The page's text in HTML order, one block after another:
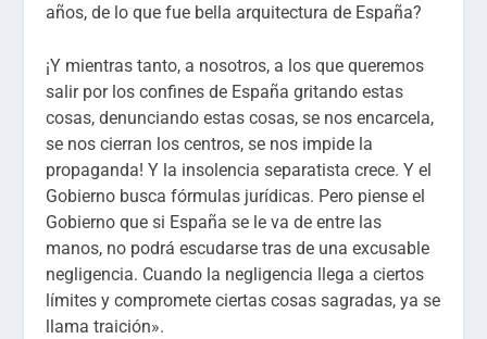
años, de lo que fue bella arquitectura de España?
¡Y mientras tanto, a nosotros, a los que queremos
salir por los confines de España gritando estas
cosas, denunciando estas cosas, se nos encarcela,
se nos cierran los centros, se nos impide la
propaganda! Y la insolencia separatista crece. Y el
Gobierno busca fórmulas jurídicas. Pero piense el
Gobierno que si España se le va de entre las
manos, no podrá escudarse tras de una excusable
negligencia. Cuando la negligencia llega a ciertos
límites y compromete ciertas cosas sagradas, ya se
llama traición».